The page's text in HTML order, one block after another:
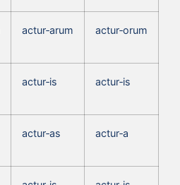
actur‑arum actur‑orum
actur‑is actur‑is
actur‑as actur‑a